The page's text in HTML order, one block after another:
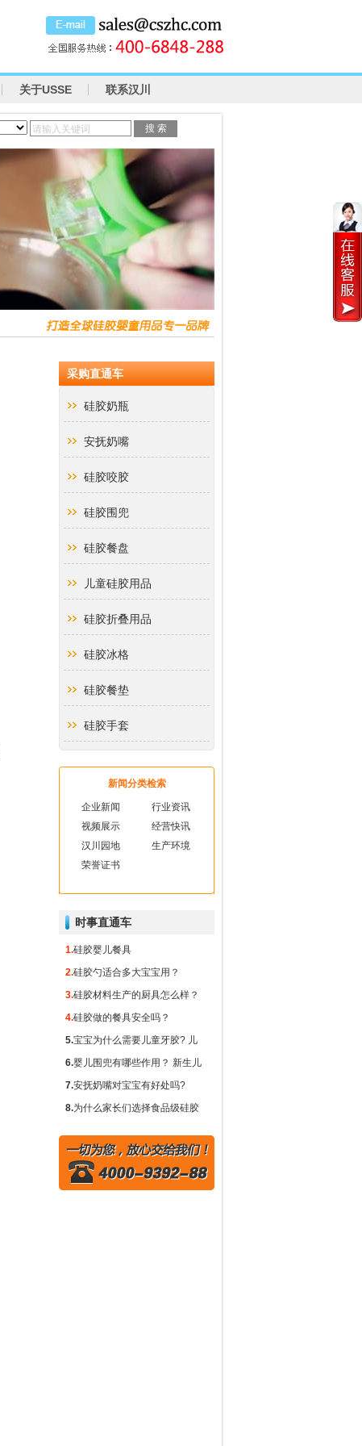
关于USSE 联系汉川
请输入关键词
采购直通车
硅胶奶瓶
安抚奶嘴
硅胶咬胶
硅胶围兜
硅胶餐盘
儿童硅胶用品
硅胶折叠用品
硅胶冰格
硅胶餐垫
硅胶手套
硅胶玻纤垫
硅胶隔热垫
新闻分类检索
企业新闻
行业资讯
视频展示
经营快讯
汉川园地
生产环境
荣誉证书
时事直通车
1.硅胶婴儿餐具
2.硅胶勺适合多大宝宝用？
3.硅胶材料生产的厨具怎么样？
4.硅胶做的餐具安全吗？
5.宝宝为什么需要儿童牙胶? 儿
童牙胶对出牙期的宝宝有什么重
要作用？
6.婴儿围兜有哪些作用？ 新生儿
需要围兜吗？
7.安抚奶嘴对宝宝有好处吗?
8.为什么家长们选择食品级硅胶